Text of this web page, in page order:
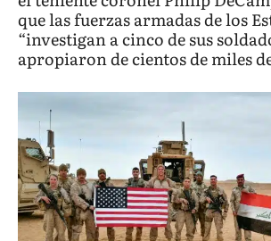
que las fuerzas armadas de los
“investigan a cinco de sus
apropiaron de cientos de miles